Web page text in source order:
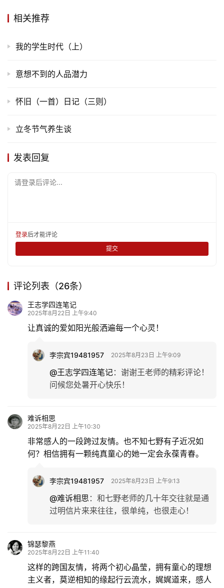
相关推荐
我的学生时代（上）
意想不到的人品潜力
怀旧（一首）日记（三则）
立冬节气养生谈
发表回复
请登录后评论...
登录后才能评论
提交
评论列表（26条）
王志学四连笔记
2025年8月22日 上午9:40
让真诚的爱如阳光般洒遍每一个心灵！
李宗宾19481957 2025年8月23日 上午9:09
@王志学四连笔记： 谢谢王老师的精彩评论！
问候您处暑开心快乐！
难诉相思
2025年8月22日 上午10:30
非常感人的一段跨过友情。也不知七野有子近况如
何？相信拥有一颗纯真童心的她一定会永葆青春。
李宗宾19481957 2025年8月23日 上午9:13
@难诉相思 ： 和七野老师的几十年交往就是通
过明信片来来往往，很单纯，也很走心！
锦瑟黎燕
2025年8月22日 上午11:40
这样的跨国友情，将两个初心晶莹，拥有童心的理想
主义者，莫逆相知的缘起行云流水，娓娓道来，感人